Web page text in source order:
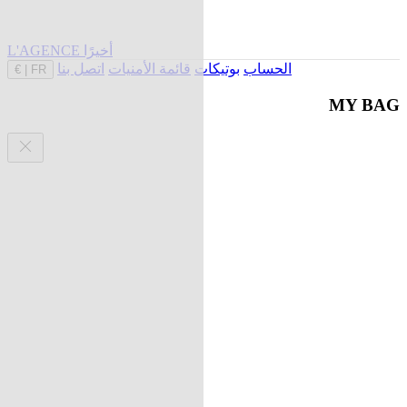
L'AGENCE أخيرًا
FR
€ الحساب بوتيكات قائمة الأمنيات اتصل بنا
MY BAG